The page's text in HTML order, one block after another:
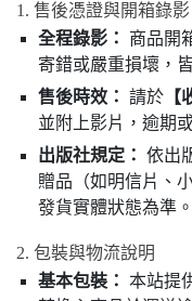
1. 售後憑證與開箱錄影
全程錄影：
商品開
寄錯或嚴重損壞，
售後時效： 請於 【
並附上影片，逾期
出版社規定： 依出
贈品（如明信片、
發貨實體狀態為準。
2. 包裝與物流說明
基本包裝： 本站提